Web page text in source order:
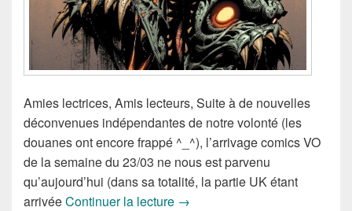
Amies lectrices, Amis lecteurs, Suite à de nouvelles
déconvenues indépendantes de notre volonté (les
douanes ont encore frappé ^_^), l’arrivage comics VO
de la semaine du 23/03 ne nous est parvenu
qu’aujourd’hui (dans sa totalité, la partie UK étant
arrivéeContinuer la lecture Sorties des Comics VO de la
→